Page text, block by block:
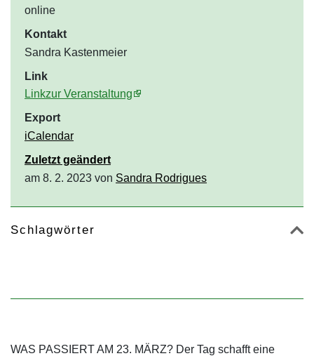
online
Kontakt
Sandra Kastenmeier
Link
Linkzur Veranstaltung
Export
iCalendar
Zuletzt geändert
am 8. 2. 2023 von Sandra Rodrigues
Schlagwörter
WAS PASSIERT AM 23. MÄRZ? Der Tag schafft eine